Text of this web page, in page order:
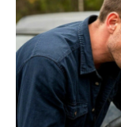
Знаменитый
новосибирском
Новосибирские
с донорским